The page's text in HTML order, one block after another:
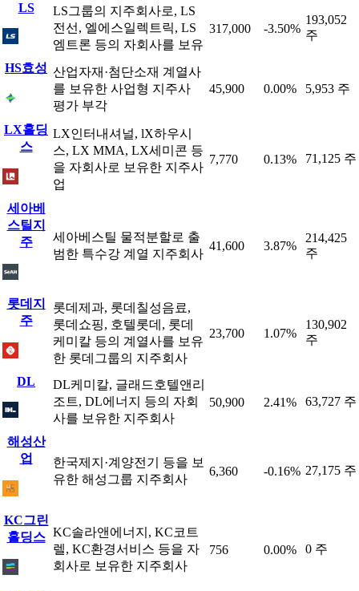
LS
LS그룹의 지주회사로, LS
전선, 엘에스일렉트릭, LS
엠트론 등의 자회사를 보유
317,000 -3.50%
193,052
주
HS효성 산업자재·첨단소재 계열사
를 보유한 사업형 지주사
평가 부각
45,900 0.00% 5,953 주
LX홀딩
스
LX인터내셔널, lX하우시
스, LX MMA, LX세미콘 등
을 자회사로 보유한 지주사
업
7,770 0.13% 71,125 주
세아베
스틸지
주
세아베스틸 물적분할로 출
범한 특수강 계열 지주회사
41,600 3.87%
214,425
주
롯데지
주
롯데제과, 롯데칠성음료,
롯데쇼핑, 호텔롯데, 롯데
케미칼 등의 계열사를 보유
한 롯데그룹의 지주회사
23,700 1.07%
130,902
주
DL
DL케미칼, 글래드호텔앤리
조트, DL에너지 등의 자회
사를 보유한 지주회사
50,900 2.41% 63,727 주
해성산
업
한국제지·계양전기 등을 보
유한 해성그룹 지주회사
6,360 -0.16% 27,175 주
KC그린
홀딩스 KC솔라앤에너지, KC코트
렐, KC환경서비스 등을 자
회사로 보유한 지주회사
756 0.00% 0 주